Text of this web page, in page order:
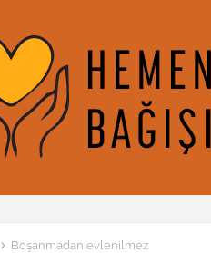
Boşanmadan evlenilmez